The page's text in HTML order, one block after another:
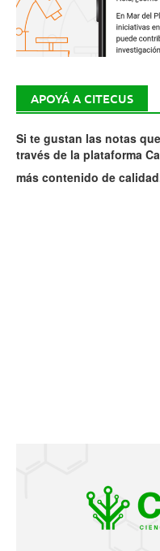
APOYÁ A CITECUS
Si te gustan las notas
través de la plataforma
más contenido de